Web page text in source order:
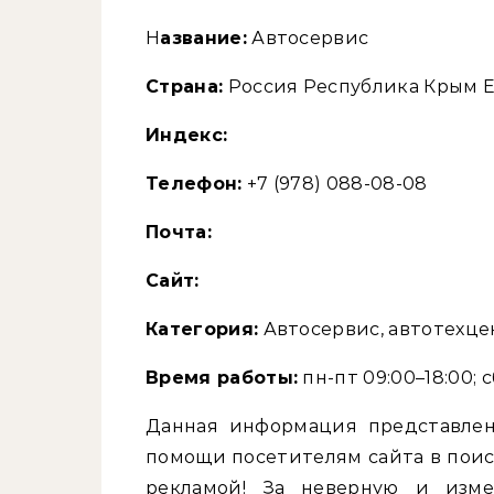
Название:Автосервис
Страна: Россия Республика Крым
Индекс:
Телефон: +7 (978) 088-08-08
Почта:
Cайт:
Категория: Автосервис,
Время работы: пн-пт 09:00–18:00;
Данная информация
помощи посетителям сайта в
рекламой! За неверную и